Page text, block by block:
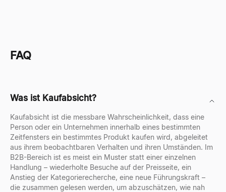
FAQ
Was ist Kaufabsicht?
Kaufabsicht ist die messbare Wahrscheinlichkeit, dass eine
Person oder ein Unternehmen innerhalb eines bestimmten
Zeitfensters ein bestimmtes Produkt kaufen wird, abgeleitet
aus ihrem beobachtbaren Verhalten und ihren Umständen. Im
B2B-Bereich ist es meist ein Muster statt einer einzelnen
Handlung – wiederholte Besuche auf der Preisseite, ein
Anstieg der Kategorierecherche, eine neue Führungskraft –
die zusammen gelesen werden, um abzuschätzen, wie nah